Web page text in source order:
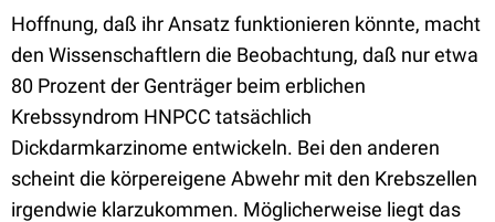
Hoffnung, daß ihr Ansatz funktionieren könnte, macht
den Wissenschaftlern die Beobachtung, daß nur etwa
80 Prozent der Genträger beim erblichen
Krebssyndrom HNPCC tatsächlich
Dickdarmkarzinome entwickeln. Bei den anderen
scheint die körpereigene Abwehr mit den Krebszellen
irgendwie klarzukommen. Möglicherweise liegt das